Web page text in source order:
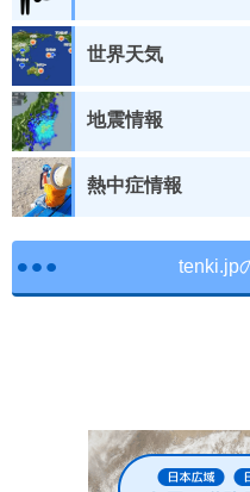
世界天気
地震情報
熱中症情報
tenki.jp